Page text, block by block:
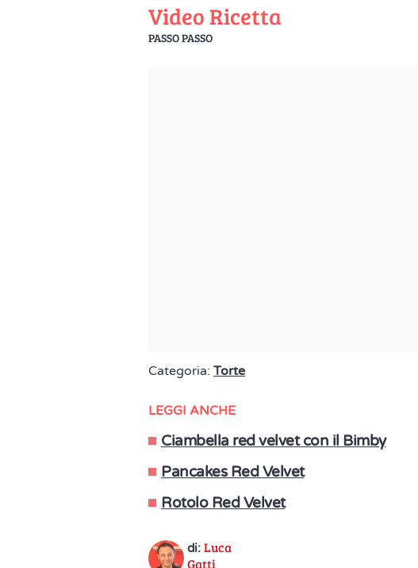
Video Ricetta
PASSO PASSO
Categoria: Torte
LEGGI ANCHE
Ciambella red velvet con il Bimby
Pancakes Red Velvet
Rotolo Red Velvet
di: Luca
Gatti